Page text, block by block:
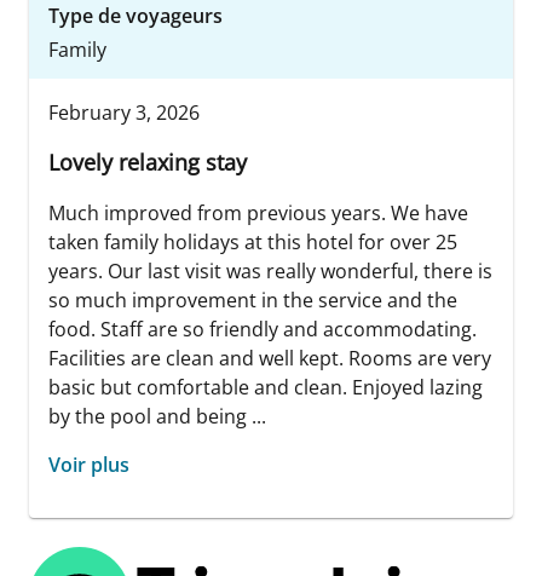
Type de voyageurs
Family
February 3, 2026
Lovely relaxing stay
Much improved from previous years. We have
taken family holidays at this hotel for over 25
years. Our last visit was really wonderful, there is
so much improvement in the service and the
food. Staff are so friendly and accommodating.
Facilities are clean and well kept. Rooms are very
basic but comfortable and clean. Enjoyed lazing
by the pool and being ...
Voir plus